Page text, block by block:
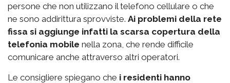
persone che non utilizzano il telefono cellulare o che
ne sono addirittura sprovviste. Ai problemi della rete
fissa si aggiunge infatti la scarsa copertura della
telefonia mobile nella zona, che rende difficile
comunicare anche attraverso altri operatori.
Le consigliere spiegano che i residenti hanno